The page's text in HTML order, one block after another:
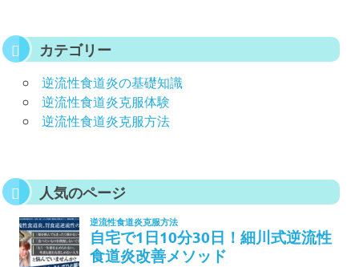
カテゴリー
逆流性食道炎の基礎知識
逆流性食道炎克服体験
逆流性食道炎克服方法
人気のページ